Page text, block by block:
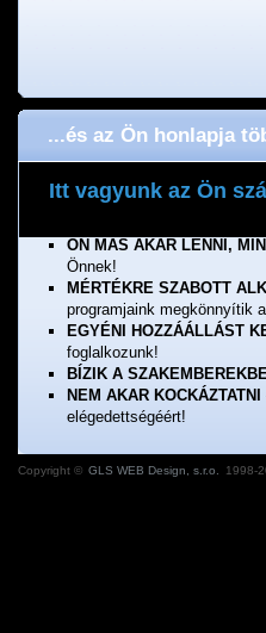
...és az Ön honlapja
Itt vagyunk az Ön
ÖN MÁS AKAR LENNI,
Önnek!
MÉRTÉKRE SZABOTT
programjaink megkönnyítik
EGYÉNI HOZZÁÁLLÁST
foglalkozunk!
BÍZIK A
NEM AKAR KOCKÁZTATNI
elégedettségéért!
Copyright © GLS WEB Design, s.r.o. 1998-